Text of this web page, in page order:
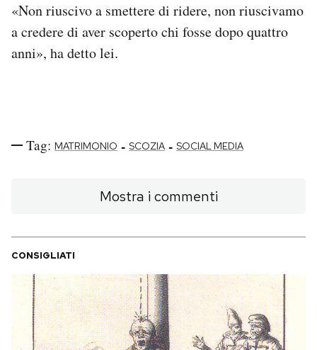
«Non riuscivo a smettere di ridere, non riuscivamo
a credere di aver scoperto chi fosse dopo quattro
anni», ha detto lei.
Tag: MATRIMONIO - SCOZIA - SOCIAL MEDIA
Mostra i commenti
CONSIGLIATI